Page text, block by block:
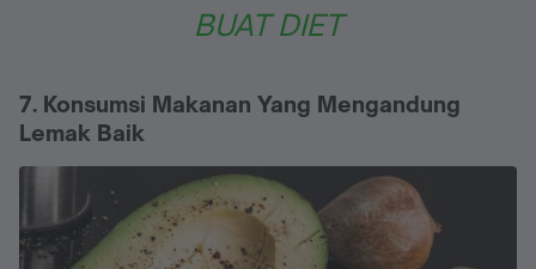
BUAT DIET
7. Konsumsi Makanan Yang Mengandung
Lemak Baik